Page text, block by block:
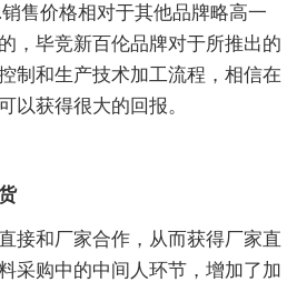
售价格相对于其他品牌略高一
，毕竞新百伦品牌对于所推出的
制和生产技术加工流程，相信在
以获得很大的回报。
接和厂家合作，从而获得厂家直
采购中的中间人环节，增加了加